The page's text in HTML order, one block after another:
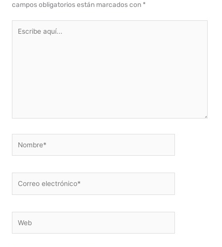
campos obligatorios están marcados con *
aquí...
electrónico*